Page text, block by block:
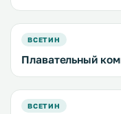
ВСЕТИН
Плавательный
ВСЕТИН